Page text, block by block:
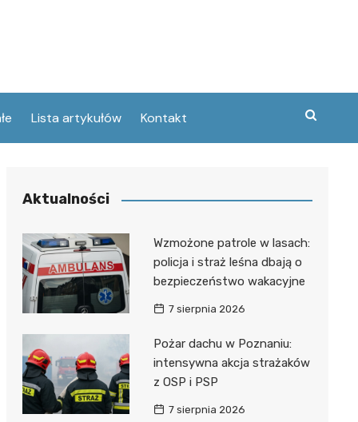
Lista artykułów Kontakt
Aktualności
Wzmożone patrole w lasach:
policja i straż leśna dbają o
bezpieczeństwo wakacyjne
7 sierpnia 2026
Pożar dachu w Poznaniu:
intensywna akcja strażaków
z OSP i PSP
7 sierpnia 2026